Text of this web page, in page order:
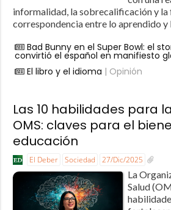
informalidad, la sobrecalificación y la
correspondencia entre lo aprendido y
Bad Bunny en el Super Bowl: el
convirtió el español en manifiesto
El libro y el idioma | Opinión
Las 10 habilidades para
OMS: claves para el
educación
El Deber Sociedad 27/Dic/2025
La
Salud